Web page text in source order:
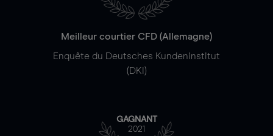
Meilleur courtier CFD (Allemagne)
Enquête du Deutsches Kundeninstitut
(DKI)
GAGNANT
2021